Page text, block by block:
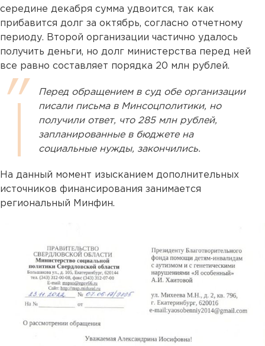
середине декабря сумма удвоится, так как
прибавится долг за октябрь, согласно отчетному
периоду. Второй организации частично удалось
получить деньги, но долг министерства перед ней
все равно составляет порядка 20 млн рублей.
Перед обращением в суд обе организации
писали письма в Минсоцполитики, но
получили ответ, что 285 млн рублей,
запланированные в бюджете на
социальные нужды, закончились.
На данный момент изысканием дополнительных
источников финансирования занимается
региональный Минфин.